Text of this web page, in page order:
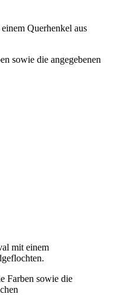
Querhenkel aus
sowie die angegebenen
mit einem
Farben sowie die